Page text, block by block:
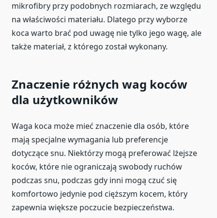
mikrofibry przy podobnych rozmiarach, ze względu
na właściwości materiału. Dlatego przy wyborze
koca warto brać pod uwagę nie tylko jego wagę, ale
także materiał, z którego został wykonany.
Znaczenie różnych wag koców
dla użytkowników
Waga koca może mieć znaczenie dla osób, które
mają specjalne wymagania lub preferencje
dotyczące snu. Niektórzy mogą preferować lżejsze
koców, które nie ograniczają swobody ruchów
podczas snu, podczas gdy inni mogą czuć się
komfortowo jedynie pod cięższym kocem, który
zapewnia większe poczucie bezpieczeństwa.